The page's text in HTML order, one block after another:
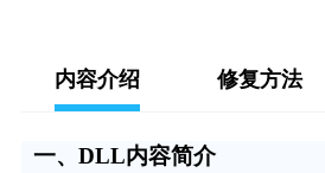
内容介绍 修复方法
一、DLL内容简介